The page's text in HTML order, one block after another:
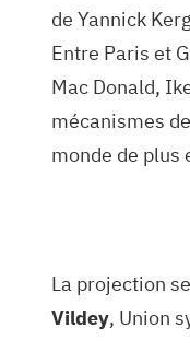
de Yannick
Entre Paris et
Mac Donald,
mécanismes
monde de plus
La projection
Vildey, Union